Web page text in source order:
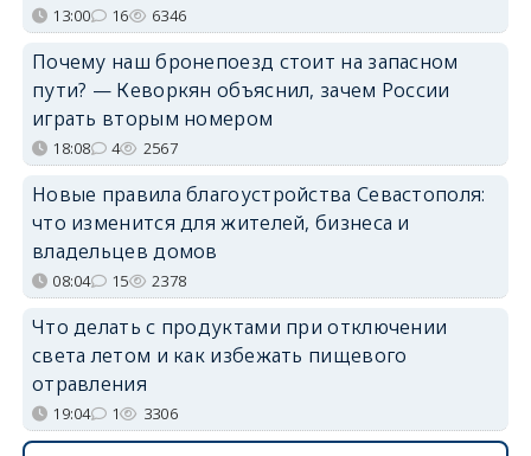
13:00 16 6346
Почему наш бронепоезд стоит на запасном
пути? — Кеворкян объяснил, зачем России
играть вторым номером
18:08 4 2567
Новые правила благоустройства Севастополя:
что изменится для жителей, бизнеса и
владельцев домов
08:04 15 2378
Что делать с продуктами при отключении
света летом и как избежать пищевого
отравления
19:04 1 3306